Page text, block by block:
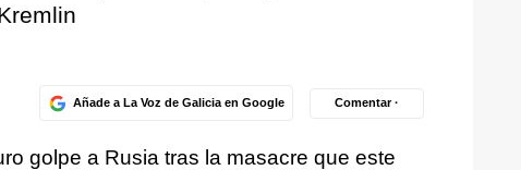
Añade a La Voz de Galicia en Google Comentar ·
golpe a Rusia tras la masacre que este